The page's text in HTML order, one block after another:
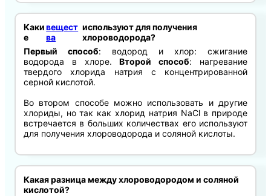
Каки
е
вещест
ва
используют для получения
хлороводорода?
Первый способ: водород и хлор: сжигание
водорода в хлоре.Второй способ: нагревание
твердого хлорида натрия с концентрированной
серной кислотой.
Во втором способе можно использовать и другие
хлориды, но так как хлорид натрия NaCl в природе
встречается в больших количествах его используют
для получения хлороводорода и соляной кислоты.
Какая разница между хлороводородом и соляной
кислотой?